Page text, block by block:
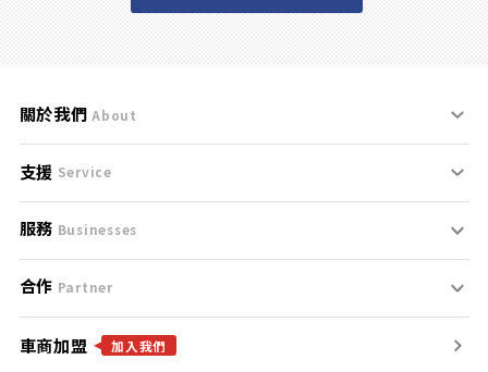
關於我們 About
刊登規範
服務條款
免責聲明
隱私權政策
支援 Service
支援中心
聯絡我們
服務 Businesses
什麼是Goo鑑定？
找好車
合作 Partner
合作夥伴
車商加盟 加入我們